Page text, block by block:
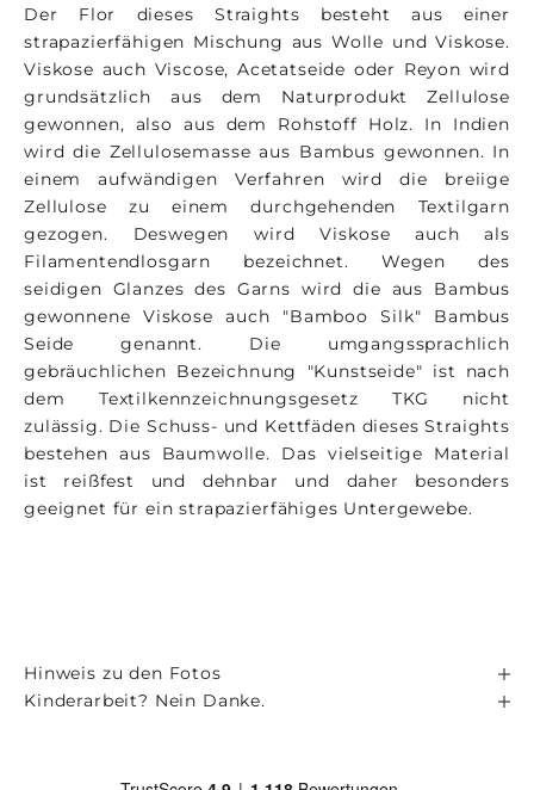
Der Flor dieses Straights besteht aus einer
strapazierfähigen Mischung aus Wolle und Viskose.
Viskose auch Viscose, Acetatseide oder Reyon wird
grundsätzlich aus dem Naturprodukt Zellulose
gewonnen, also aus dem Rohstoff Holz. In Indien
wird die Zellulosemasse aus Bambus gewonnen. In
einem aufwändigen Verfahren wird die breiige
Zellulose zu einem durchgehenden Textilgarn
gezogen. Deswegen wird Viskose auch als
Filamentendlosgarn bezeichnet. Wegen des
seidigen Glanzes des Garns wird die aus Bambus
gewonnene Viskose auch "Bamboo Silk" Bambus
Seide genannt. Die umgangssprachlich
gebräuchlichen Bezeichnung "Kunstseide" ist nach
dem Textilkennzeichnungsgesetz TKG nicht
zulässig. Die Schuss- und Kettfäden dieses Straights
bestehen aus Baumwolle. Das vielseitige Material
ist reißfest und dehnbar und daher besonders
geeignet für ein strapazierfähiges Untergewebe.
Hinweis zu den Fotos
Kinderarbeit? Nein Danke.